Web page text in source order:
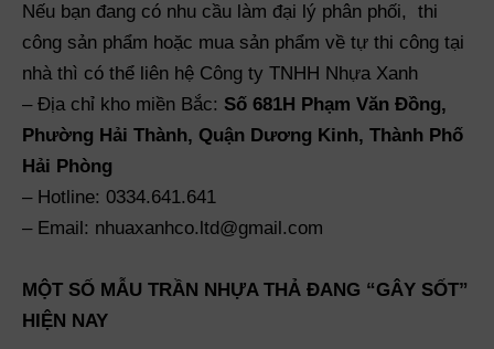
Nếu bạn đang có nhu cầu làm đại lý phân phối, thi
công sản phẩm hoặc mua sản phẩm về tự thi công tại
nhà thì có thể liên hệ Công ty TNHH Nhựa Xanh
– Địa chỉ kho miền Bắc: Số 681H Phạm Văn Đồng,
Phường Hải Thành, Quận Dương Kinh, Thành Phố
Hải Phòng
– Hotline: 0334.641.641
– Email: nhuaxanhco.ltd@gmail.com
MỘT SỐ MẪU TRẦN NHỰA THẢ ĐANG “GÂY SỐT”
HIỆN NAY